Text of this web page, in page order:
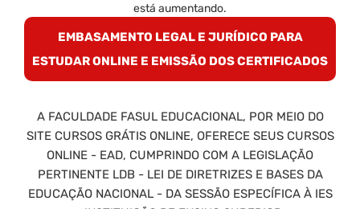
está aumentando.
EMBASAMENTO LEGAL E JURÍDICO PARA
ESTUDAR ONLINE E EMISSÃO DOS CERTIFICADOS
A FACULDADE FASUL EDUCACIONAL, POR MEIO DO
SITE CURSOS GRÁTIS ONLINE, OFERECE SEUS CURSOS
ONLINE - EAD, CUMPRINDO COM A LEGISLAÇÃO
PERTINENTE LDB - LEI DE DIRETRIZES E BASES DA
EDUCAÇÃO NACIONAL - DA SESSÃO ESPECÍFICA À IES